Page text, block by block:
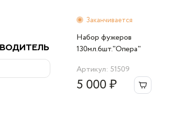
Заканчивается
Набор фужеров
130мл.6шт."Опера"
Italiana
Артикул: 51509
5 000 ₽